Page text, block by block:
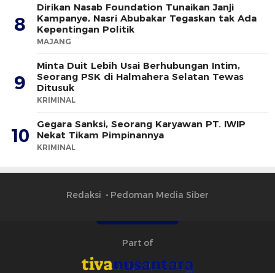
8
Dirikan Nasab Foundation Tunaikan Janji
Kampanye, Nasri Abubakar Tegaskan tak Ada
Kepentingan Politik
MAJANG
9
Minta Duit Lebih Usai Berhubungan Intim,
Seorang PSK di Halmahera Selatan Tewas
Ditusuk
KRIMINAL
10
Gegara Sanksi, Seorang Karyawan PT. IWIP
Nekat Tikam Pimpinannya
KRIMINAL
Redaksi Pedoman Media Siber
Part of